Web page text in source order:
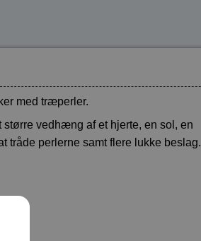
med træperler.
vedhæng af et hjerte, en sol, en
tråde perlerne samt flere lukke beslag.